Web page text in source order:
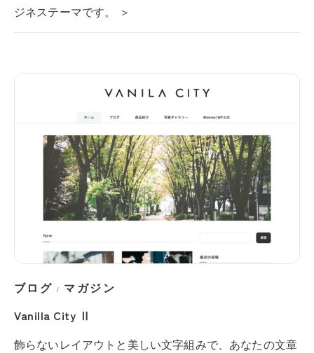
ジネステーマです。 ＞
ブログ / マガジン
Vanilla City Ⅱ
飾らないレイアウトと美しい文字組みで、あなたの文章